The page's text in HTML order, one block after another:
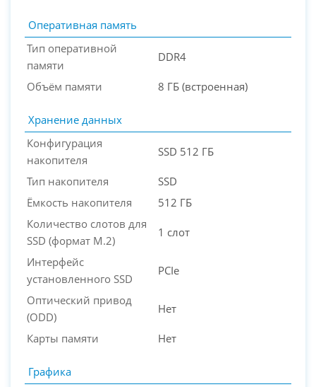
Оперативная память
Тип оперативной
памяти
DDR4
Объём памяти 8 ГБ (встроенная)
Хранение данных
Конфигурация
накопителя
SSD 512 ГБ
Тип накопителя
SSD
Ёмкость накопителя
512 ГБ
Количество слотов для
SSD (формат M.2)
1 слот
Интерфейс
установленного SSD
PCIe
Оптический привод
(ODD)
Нет
Карты памяти Нет
Графика